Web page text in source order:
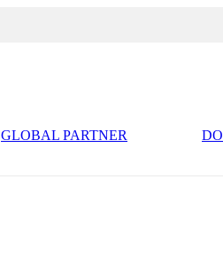
GLOBAL PARTNER